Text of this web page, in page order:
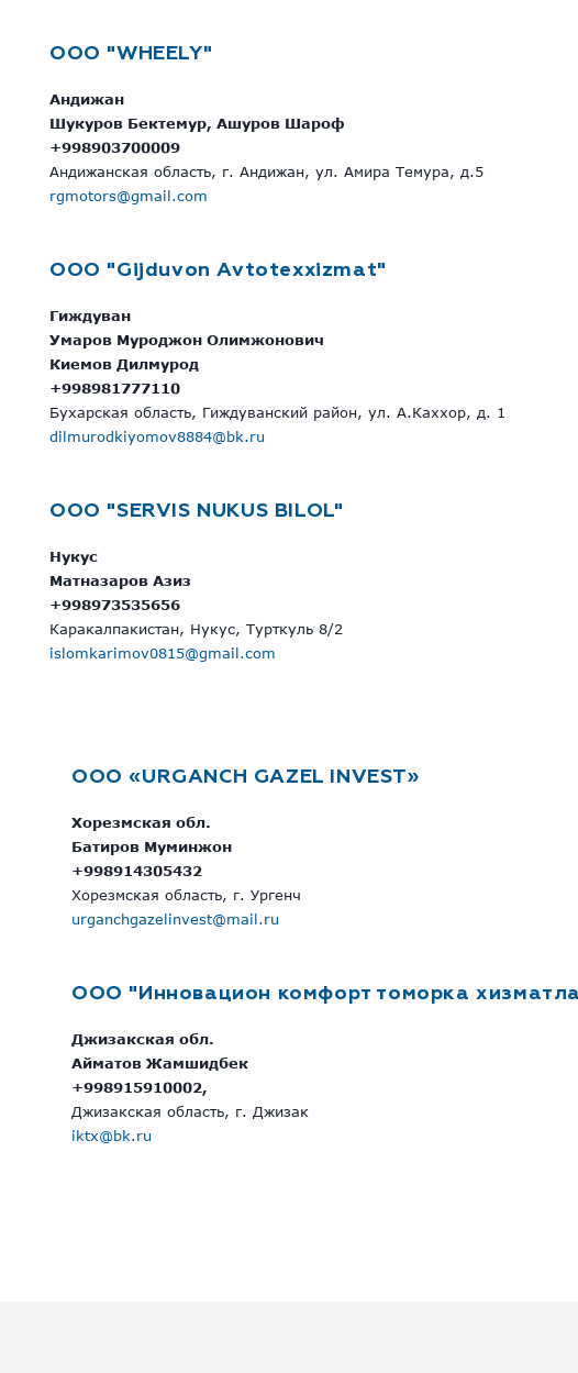
ООО "WHEELY"
Андижан
Шукуров Бектемур, Ашуров Шароф
+998903700009
Андижанская область, г. Андижан, ул. Амира Темура, д.5
rgmotors@gmail.com
ООО "Gijduvon Avtotexxizmat"
Гиждуван
Умаров Муроджон Олимжонович
Киемов Дилмурод
+998981777110
Бухарская область, Гиждуванский район, ул. А.Каххор, д. 1
dilmurodkiyomov8884@bk.ru
OOO "SERVIS NUKUS BILOL"
Нукус
Матназаров Азиз
+998973535656
Каракалпакистан, Нукус, Турткуль 8/2
islomkarimov0815@gmail.com
OOO «URGANCH GAZEL INVEST»
Хорезмская обл.
Батиров Муминжон
+998914305432
Хорезмская область, г. Ургенч
urganchgazelinvest@mail.ru
OOO "Инновацион комфорт томорка
Джизакская обл.
Айматов Жамшидбек
+998915910002,
Джизакская область, г. Джизак
iktx@bk.ru